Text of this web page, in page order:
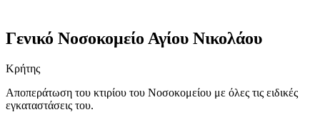
Γενικό Νοσοκομείο Αγίου Νικολάου
Κρήτης
Αποπεράτωση του κτιρίου του Νοσοκομείου με όλες τις ειδικές
εγκαταστάσεις του.